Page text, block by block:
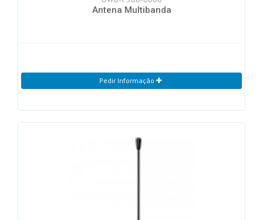
Antena Multibanda
Pedir Informação